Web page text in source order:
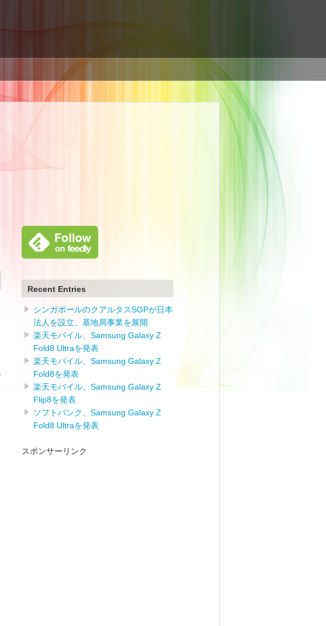
Recent Entries
シンガポールのクアルタスSGPが日本
法人を設立、基地局事業を展開
楽天モバイル、Samsung Galaxy Z
Fold8 Ultraを発表
楽天モバイル、Samsung Galaxy Z
Fold8を発表
楽天モバイル、Samsung Galaxy Z
Flip8を発表
ソフトバンク、Samsung Galaxy Z
Fold8 Ultraを発表
スポンサーリンク